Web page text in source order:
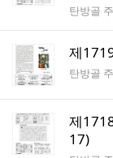
게시판명
탄방골
제
게시판명
탄방골
제
17)